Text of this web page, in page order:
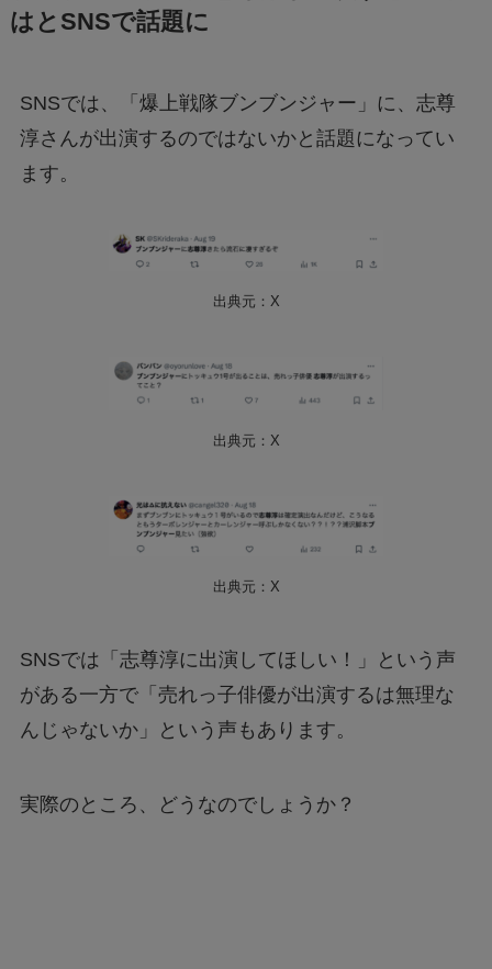
はとSNSで話題に
SNSでは、「爆上戦隊ブンブンジャー」に、志尊
淳さんが出演するのではないかと話題になってい
ます。
出典元：X
出典元：X
出典元：X
SNSでは「志尊淳に出演してほしい！」という声
がある一方で「売れっ子俳優が出演するは無理な
んじゃないか」という声もあります。
実際のところ、どうなのでしょうか？